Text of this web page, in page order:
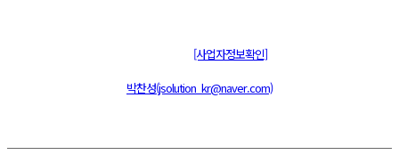
[사업자정보확인]
박찬성(jsolution_kr@naver.com)